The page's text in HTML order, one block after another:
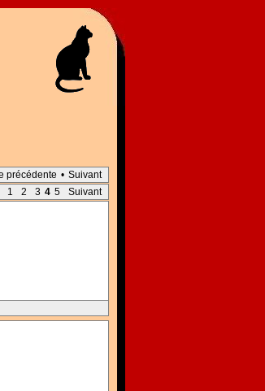
précédente • Suivant
1 2 3 4 5 Suivant